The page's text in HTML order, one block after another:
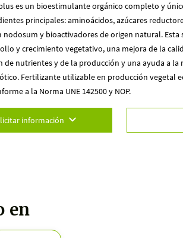
es un bioestimulante orgánico completo y
principales: aminoácidos, azúcares
y bioactivadores de origen natural. Esta
y crecimiento vegetativo, una mejora de la
de nutrientes y de la producción y una ayuda a
Fertilizante utilizable en producción vegetal
a la Norma UNE 142500 y NOP.
información
en